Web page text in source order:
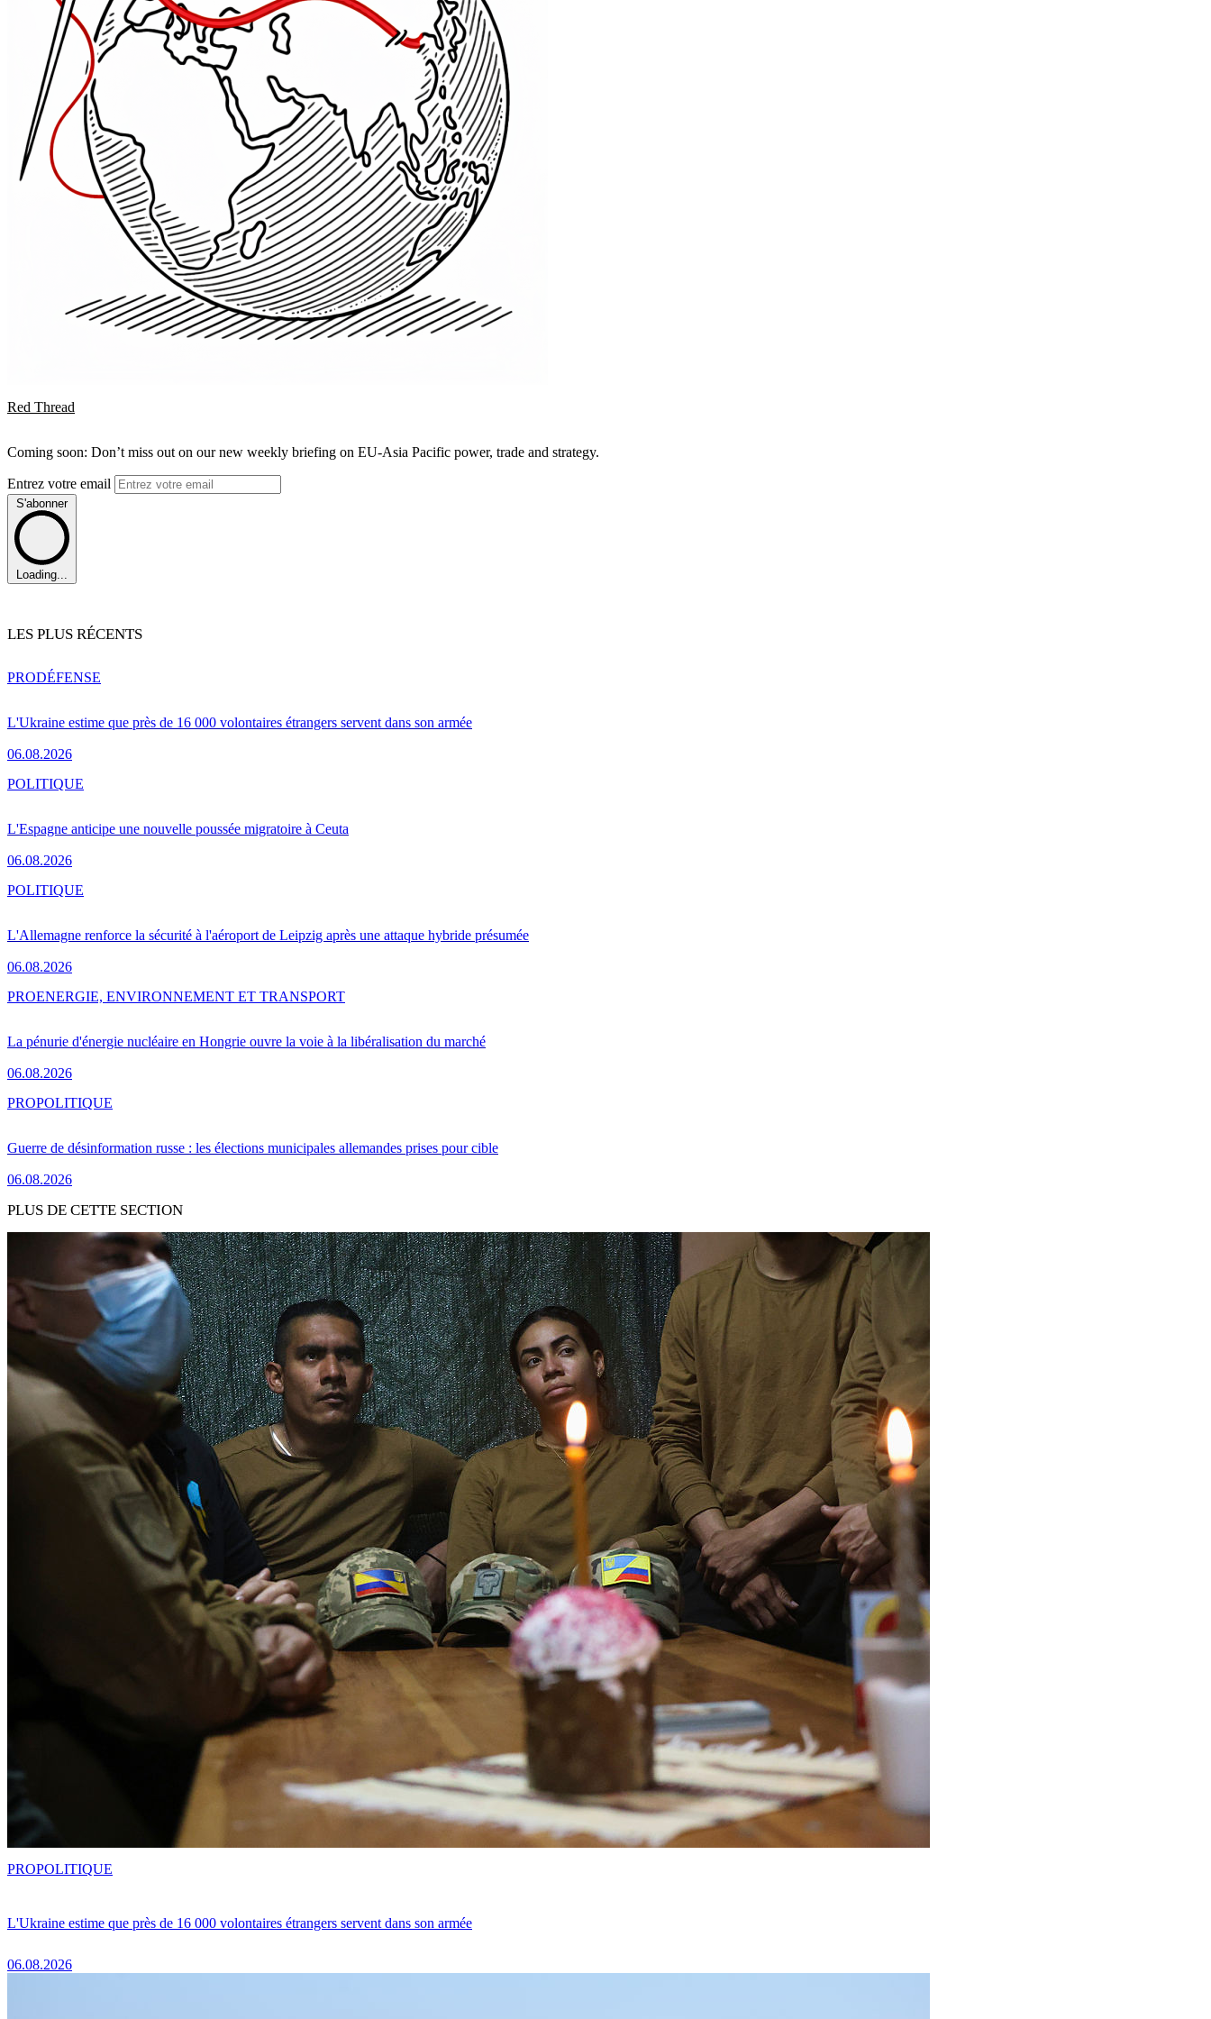
Red Thread
Coming soon: Don’t miss out on our new weekly briefing on EU-Asia Pacific power, trade and strategy.
Entrez votre email
S'abonner
Loading...
LES PLUS RÉCENTS
L'Ukraine estime que près de 16 000 volontaires étrangers servent dans son armée
06.08.2026
PRODÉFENSE
L'Espagne anticipe une nouvelle poussée migratoire à Ceuta
06.08.2026
POLITIQUE
L'Allemagne renforce la sécurité à l'aéroport de Leipzig après une attaque hybride présumée
06.08.2026
POLITIQUE
La pénurie d'énergie nucléaire en Hongrie ouvre la voie à la libéralisation du marché
06.08.2026
PROENERGIE, ENVIRONNEMENT ET TRANSPORT
Guerre de désinformation russe : les élections municipales allemandes prises pour cible
06.08.2026
PROPOLITIQUE
PLUS DE CETTE SECTION
L'Ukraine estime que près de 16 000 volontaires étrangers servent dans son armée
06.08.2026
PROPOLITIQUE